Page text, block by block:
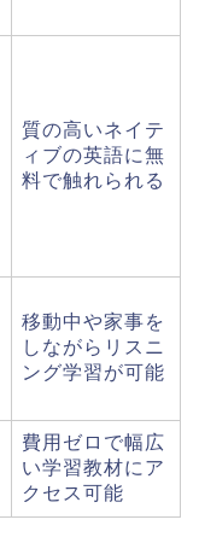
質の高いネイテ
ィブの英語に無
料で触れられる
移動中や家事を
しながらリスニ
ング学習が可能
費用ゼロで幅広
い学習教材にア
クセス可能